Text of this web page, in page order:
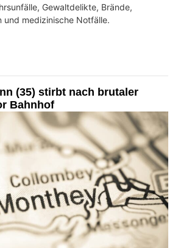
Gewaltdelikte, Brände,
und medizinische Notfälle.
(35) stirbt nach brutaler
Bahnhof